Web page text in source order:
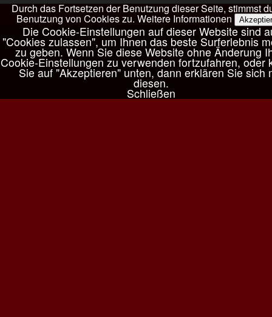
Durch das Fortsetzen der Benutzung dieser Seite, stimmst
Benutzung von Cookies zu. Weitere Informationen
Die Cookie-Einstellungen auf dieser Website sind
"Cookies zulassen", um Ihnen das beste Surferlebnis
zu geben. Wenn Sie diese Website ohne Änderung
Cookie-Einstellungen zu verwenden fortzufahren, oder
Sie auf "Akzeptieren" unten, dann erklären Sie sich
diesen.
Schließen